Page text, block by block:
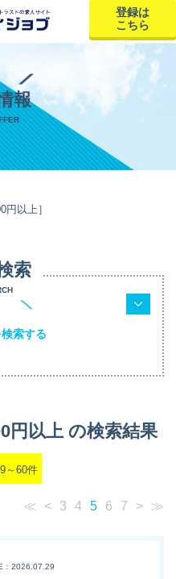
登録は
こちら
報
以上］
索
索する
円以上 の検索結果
～60件
≪ < 3 4 5 6 7 > ≫
：2026.07.29